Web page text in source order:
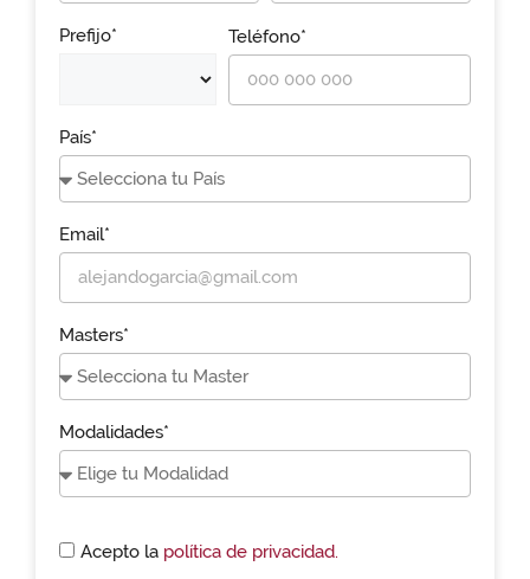
Prefijo* Teléfono*
País*
Email*
Masters*
Modalidades*
Acepto la política de privacidad.